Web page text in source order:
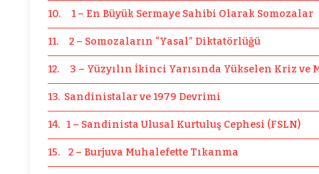
10. 1 – En Büyük Sermaye Sahibi Olarak Somozalar
11. 2 – Somozaların “Yasal” Diktatörlüğü
12. 3 – Yüzyılın İkinci Yarısında Yükselen Kriz ve
13. Sandinistalar ve 1979 Devrimi
14. 1 – Sandinista Ulusal Kurtuluş Cephesi (FSLN)
15. 2 – Burjuva Muhalefette Tıkanma